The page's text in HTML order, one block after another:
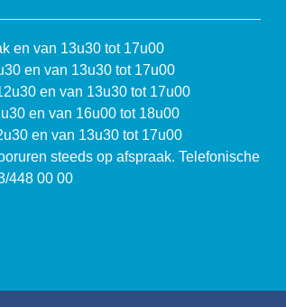
en van 13u30 tot 17u00
en van 13u30 tot 17u00
en van 13u30 tot 17u00
en van 16u00 tot 18u00
en van 13u30 tot 17u00
steeds op afspraak. Telefonische
448 00 00